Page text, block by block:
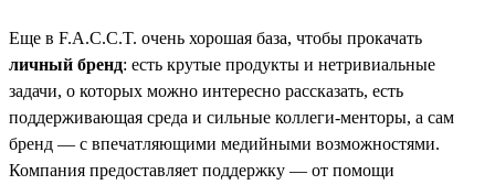
Еще в F.A.C.C.T. очень хорошая база, чтобы прокачать
личный бренд: есть крутые продукты и нетривиальные
задачи, о которых можно интересно рассказать, есть
поддерживающая среда и сильные коллеги-менторы, а сам
бренд — с впечатляющими медийными возможностями.
Компания предоставляет поддержку — от помощи